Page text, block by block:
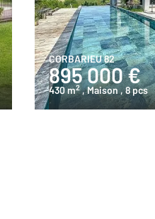
CORBARIEU 82
895 000 €
430 m2 , Maison , 8 pcs